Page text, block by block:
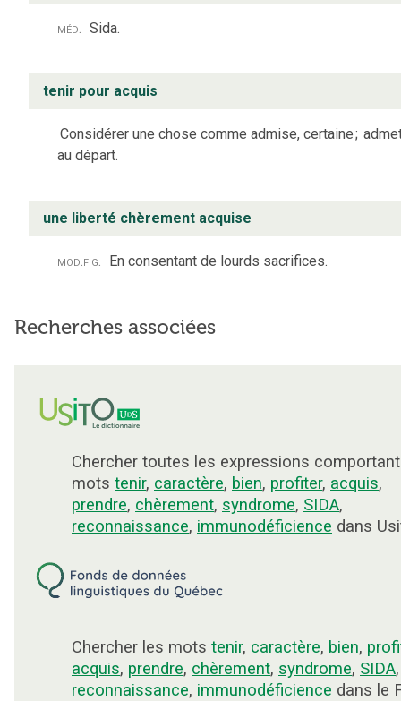
méd. Sida.
tenir pour acquis
Considérer une chose comme admise, certaine;
au départ.
une liberté chèrement acquise
mod.fig. En consentant de lourds sacrifices.
Recherches associées
Chercher toutes les expressions
mots tenir, caractère, bien, profiter, acquis,
prendre, chèrement, syndrome, SIDA,
reconnaissance, immunodéficience dans
Chercher les mots tenir, caractère, bien,
acquis, prendre, chèrement, syndrome, SIDA,
reconnaissance, immunodéficience dans le